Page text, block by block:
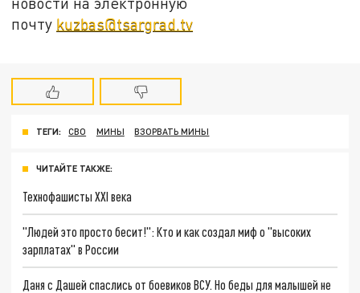
почту kuzbas@tsargrad.tv
ТЕГИ: СВО МИНЫ ВЗОРВАТЬ МИНЫ
ЧИТАЙТЕ ТАКЖЕ:
Технофашисты XXI века
"Людей это просто бесит!": Кто и как создал миф о "высоких
зарплатах" в России
Даня с Дашей спаслись от боевиков ВСУ. Но беды для малышей не